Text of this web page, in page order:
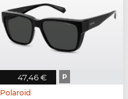
47,46 € P
Polaroid